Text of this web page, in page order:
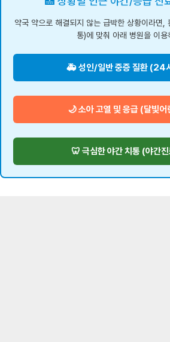
약국 약으로 해결되지 않는 급박한 상황이라면,
통)에 맞춰 아래 병원을 이용
🚑 성인/일반 중증 질환 (24
🌙 소아 고열 및 응급 (달빛어
🦷 극심한 야간 치통 (야간